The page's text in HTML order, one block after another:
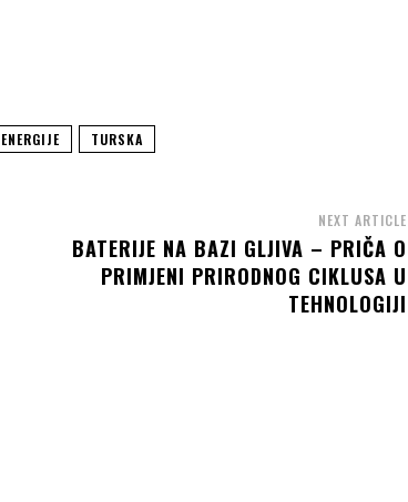
TURSKA
NEXT ARTICLE
BATERIJE NA BAZI GLJIVA – PRIČA O
PRIMJENI PRIRODNOG CIKLUSA U
TEHNOLOGIJI